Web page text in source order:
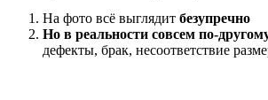
На фото всё выглядит безупречно
Но в реальности совсем по-
дефекты, брак, несоответствие